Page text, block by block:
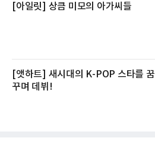
[아일릿] 상큼 미모의 아가씨들
[앳하트] 새시대의 K-POP 스타를 꿈
꾸며 데뷔!